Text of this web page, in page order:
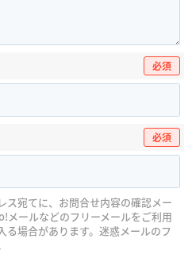
必須
必須
宛てに、お問合せ内容の確認メー
メールなどのフリーメールをご利用
場合があります。 迷惑メールのフ